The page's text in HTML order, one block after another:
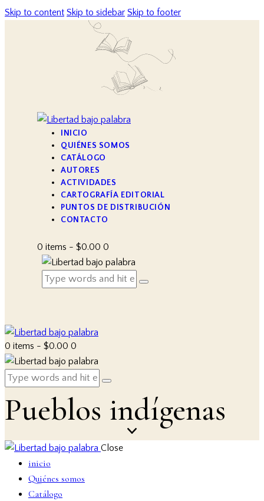
Skip to content Skip to sidebar Skip to footer
INICIO
QUIÉNES SOMOS
CATÁLOGO
AUTORES
ACTIVIDADES
CARTOGRAFÍA EDITORIAL
PUNTOS DE DISTRIBUCIÓN
CONTACTO
0 items - $0.00 0
0 items - $0.00 0
Pueblos indígenas
Close
inicio
Quiénes somos
Catálogo